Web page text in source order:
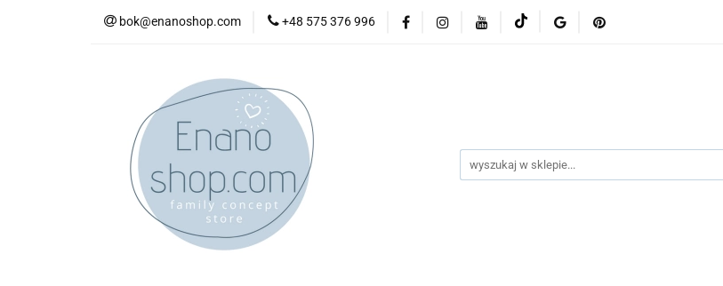
bok@enanoshop.com +48 575 376 996
bestsellery promocje kategorie produktów
kontakt